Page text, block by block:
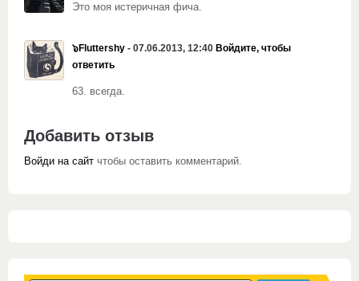
Это моя истеричная фича.
๖Fluttershy - 07.06.2013, 12:40 Войдите, чтобы
ответить
63. всегда.
Добавить отзыв
Войди на сайт чтобы оставить комментарий.